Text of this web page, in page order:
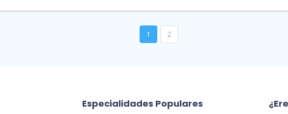
1 2
Especialidades Populares